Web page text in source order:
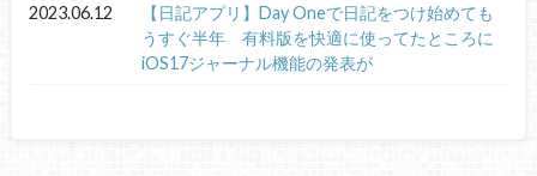
2023.06.12
【日記アプリ】Day Oneで日記をつけ始めても
うすぐ半年 有料版を快適に使ってたところに
iOS17ジャーナル機能の発表が